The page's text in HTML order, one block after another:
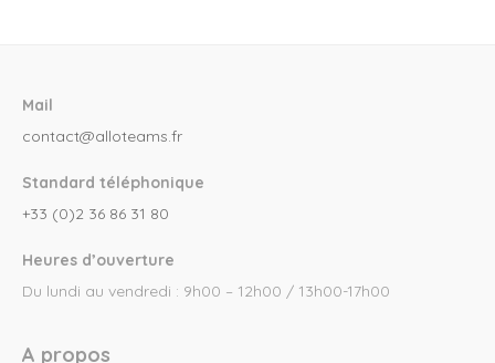
Mail
contact@alloteams.fr
Standard téléphonique
+33 (0)2 36 86 31 80
Heures d’ouverture
Du lundi au vendredi : 9h00 – 12h00 / 13h00-17h00
A propos